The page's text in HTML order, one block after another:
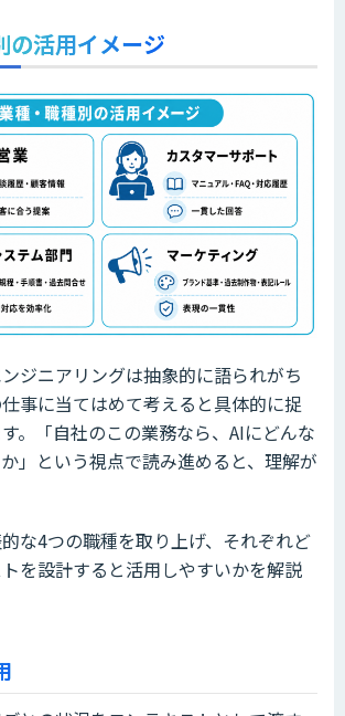
の活用イメージ
ジニアリングは抽象的に語られがち
事に当てはめて考えると具体的に捉
。「自社のこの業務なら、AIにどんな
」という視点で読み進めると、理解が
な4つの職種を取り上げ、それぞれど
を設計すると活用しやすいかを解説